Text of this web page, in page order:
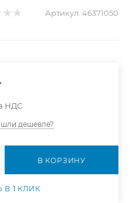
Артикул: 46371050
НДС
дешевле?
В КОРЗИНУ
В 1 КЛИК